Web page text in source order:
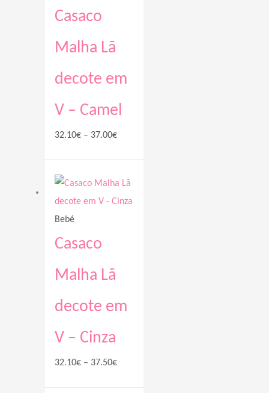
Casaco
Malha Lã
decote em
V – Camel
32.10€ – 37.00€
Bebé
Casaco
Malha Lã
decote em
V – Cinza
32.10€ – 37.50€
range:
32.10€